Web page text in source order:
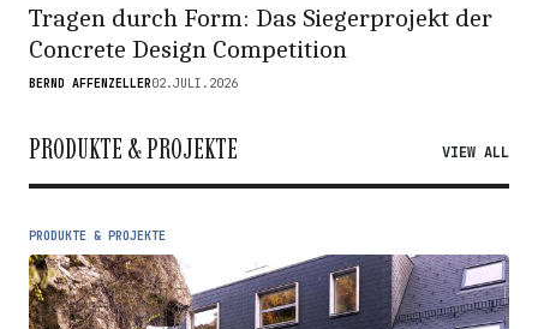
Tragen durch Form: Das Siegerprojekt der
Concrete Design Competition
BERND AFFENZELLER02.JULI.2026
PRODUKTE & PROJEKTE VIEW ALL
PRODUKTE & PROJEKTE